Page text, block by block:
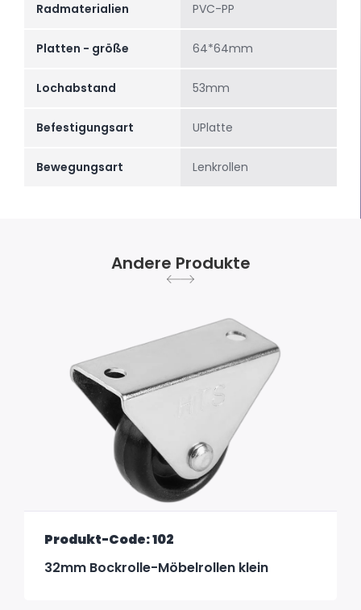
Radmaterialien PVC-PP
Platten - größe 64*64mm
Lochabstand 53mm
Befestigungsart UPlatte
Bewegungsart Lenkrollen
Andere Produkte
Produkt-Code: 102
32mm Bockrolle-Möbelrollen klein